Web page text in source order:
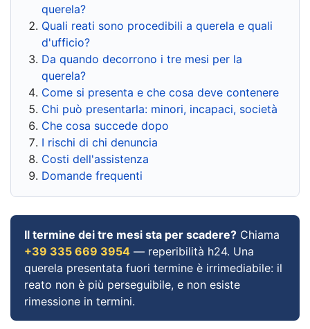
querela?
Quali reati sono procedibili a querela e quali
d'ufficio?
Da quando decorrono i tre mesi per la
querela?
Come si presenta e che cosa deve contenere
Chi può presentarla: minori, incapaci, società
Che cosa succede dopo
I rischi di chi denuncia
Costi dell'assistenza
Domande frequenti
Il termine dei tre mesi sta per scadere? Chiama
+39 335 669 3954 — reperibilità h24. Una
querela presentata fuori termine è irrimediabile: il
reato non è più perseguibile, e non esiste
rimessione in termini.